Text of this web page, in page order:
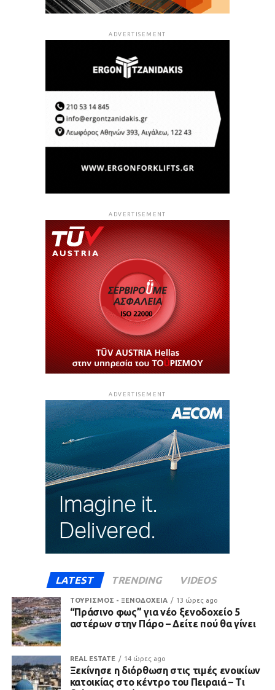
ADVERTISEMENT
ADVERTISEMENT
ADVERTISEMENT
LATEST TRENDING VIDEOS
ΤΟΥΡΙΣΜΟΣ - ΞΕΝΟΔΟΧΕΙΑ 13 ώρες ago
“Πράσινο φως” για νέο ξενοδοχείο 5
αστέρων στην Πάρο – Δείτε πού θα γίνει
REAL ESTATE 14 ώρες ago
Ξεκίνησε η διόρθωση στις τιμές ενοικίων
κατοικίας στο κέντρο του Πειραιά – Τι